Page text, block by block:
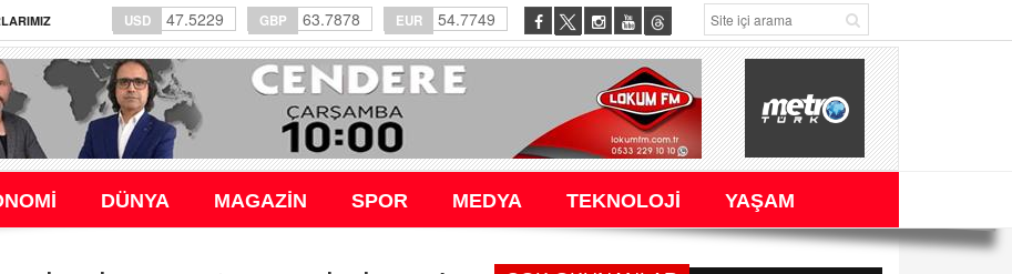
USD 47.5229 GBP 63.7878 EUR 54.7749
DÜNYA MAGAZİN SPOR MEDYA TEKNOLOJİ YAŞAM